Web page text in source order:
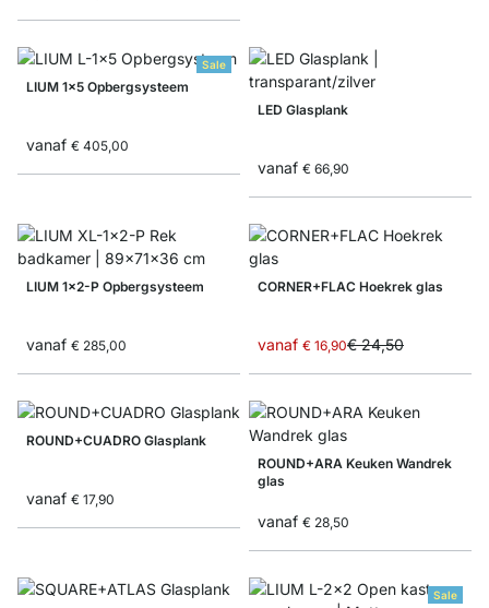
Sale
LIUM 1x5 Opbergsysteem
vanaf € 405,00
LED Glasplank
vanaf € 66,90
LIUM 1x2-P Opbergsysteem
vanaf € 285,00
CORNER+FLAC Hoekrek glas
vanaf € 16,90€ 24,50
ROUND+CUADRO Glasplank
vanaf € 17,90
ROUND+ARA Keuken Wandrek
glas
vanaf € 28,50
Sale